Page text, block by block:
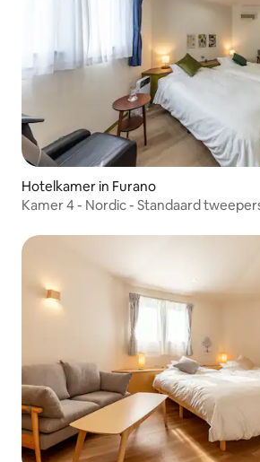
Hotelkamer in Furano
Kamer 4 - Nordic - Standaard